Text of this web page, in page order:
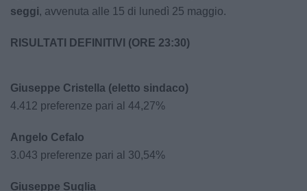
seggi, avvenuta alle 15 di lunedì 25 maggio.
RISULTATI DEFINITIVI (ORE 23:30)
Giuseppe Cristella (eletto sindaco)
4.412 preferenze pari al 44,27%
Angelo Cefalo
3.043 preferenze pari al 30,54%
Giuseppe Suglia